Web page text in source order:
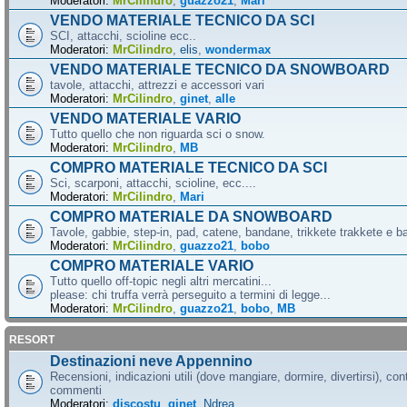
VENDO MATERIALE TECNICO DA SCI
SCI, attacchi, scioline ecc..
Moderatori: MrCilindro elis wondermax
VENDO MATERIALE TECNICO DA SNOWBOARD
tavole, attacchi, attrezzi e accessori vari
Moderatori: MrCilindro ginet alle
VENDO MATERIALE VARIO
Tutto quello che non riguarda sci o snow.
Moderatori: MrCilindro MB
COMPRO MATERIALE TECNICO DA SCI
Sci, scarponi, attacchi, scioline, ecc....
Moderatori: MrCilindro Mari
COMPRO MATERIALE DA SNOWBOARD
Tavole, gabbie, step-in, pad, catene, bandane, trikkete trakkete e
Moderatori: MrCilindro guazzo21 bobo
COMPRO MATERIALE VARIO
Tutto quello off-topic negli altri mercatini...
please: chi truffa verrà perseguito a termini di legge...
Moderatori: MrCilindro guazzo21 bobo MB
RESORT
Destinazioni neve Appennino
Recensioni, indicazioni utili (dove mangiare, dormire, divertirsi),
commenti
Moderatori: discostu ginet Ndrea